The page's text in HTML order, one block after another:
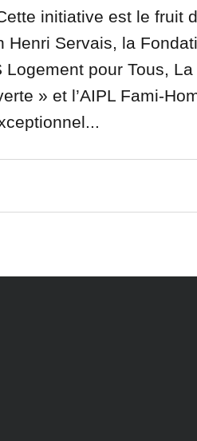
initiative est le fruit
Henri Servais, la
Logement pour Tous,
» et l’AIPL Fami-